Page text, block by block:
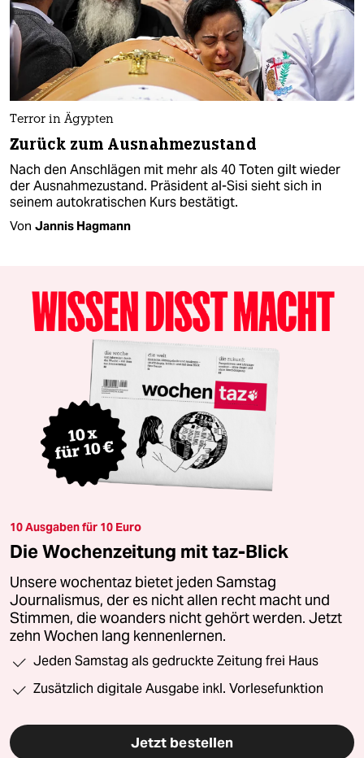
Terror in Ägypten
Zurück zum Ausnahmezustand
Nach den Anschlägen mit mehr als 40 Toten gilt wieder
der Ausnahmezustand. Präsident al-Sisi sieht sich in
seinem autokratischen Kurs bestätigt.
Von Jannis Hagmann
10 Ausgaben für 10 Euro
Die Wochenzeitung mit taz-Blick
Unsere wochentaz bietet jeden Samstag
Journalismus, der es nicht allen recht macht und
Stimmen, die woanders nicht gehört werden. Jetzt
zehn Wochen lang kennenlernen.
Jeden Samstag als gedruckte Zeitung frei Haus
Zusätzlich digitale Ausgabe inkl. Vorlesefunktion
Jetzt bestellen